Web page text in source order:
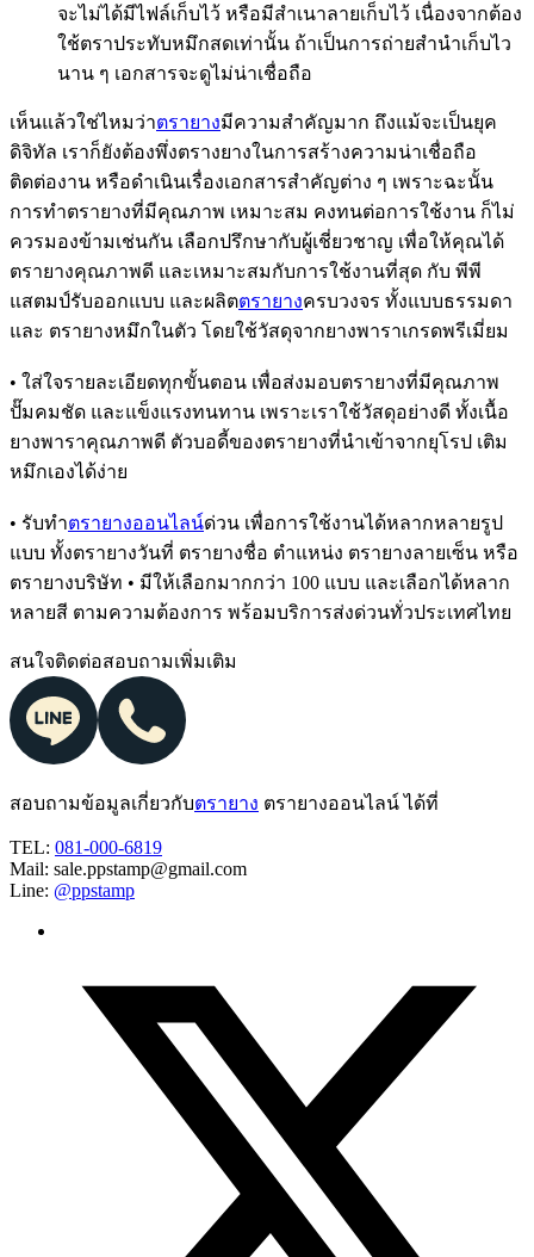
จะไม่ได้มีไฟล์เก็บไว้ หรือมีสำเนาลายเก็บไว้ เนื่องจากต้อง
ใช้ตราประทับหมึกสดเท่านั้น ถ้าเป็นการถ่ายสำนำเก็บไว
นาน ๆ เอกสารจะดูไม่น่าเชื่อถือ
เห็นแล้วใช่ไหมว่าตรายางมีความสำคัญมาก ถึงแม้จะเป็นยุค
ดิจิทัล เราก็ยังต้องพึ่งตรางยางในการสร้างความน่าเชื่อถือ
ติดต่องาน หรือดำเนินเรื่องเอกสารสำคัญต่าง ๆ เพราะฉะนั้น
การทำตรายางที่มีคุณภาพ เหมาะสม คงทนต่อการใช้งาน ก็ไม่
ควรมองข้ามเช่นกัน เลือกปรึกษากับผู้เชี่ยวชาญ เพื่อให้คุณได้
ตรายางคุณภาพดี และเหมาะสมกับการใช้งานที่สุด กับ พีพี
แสตมป์รับออกแบบ และผลิตตรายางครบวงจร ทั้งแบบธรรมดา
และ ตรายางหมึกในตัว โดยใช้วัสดุจากยางพาราเกรดพรีเมี่ยม
• ใส่ใจรายละเอียดทุกขั้นตอน เพื่อส่งมอบตรายางที่มีคุณภาพ
ปั๊มคมชัด และแข็งแรงทนทาน เพราะเราใช้วัสดุอย่างดี ทั้งเนื้อ
ยางพาราคุณภาพดี ตัวบอดี้ของตรายางที่นำเข้าจากยุโรป เติม
หมึกเองได้ง่าย
• รับทำตรายางออนไลน์ด่วน เพื่อการใช้งานได้หลากหลายรูป
แบบ ทั้งตรายางวันที่ ตรายางชื่อ ตำแหน่ง ตรายางลายเซ็น หรือ
ตรายางบริษัท • มีให้เลือกมากกว่า 100 แบบ และเลือกได้หลาก
หลายสี ตามความต้องการ พร้อมบริการส่งด่วนทั่วประเทศไทย
สนใจติดต่อสอบถามเพิ่มเติม
สอบถามข้อมูลเกี่ยวกับตรายาง ตรายางออนไลน์ ได้ที่
TEL: 081-000-6819
Mail: sale.ppstamp@gmail.com
Line: @ppstamp